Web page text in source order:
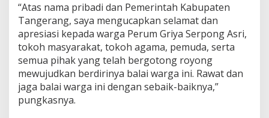
“Atas nama pribadi dan Pemerintah Kabupaten
Tangerang, saya mengucapkan selamat dan
apresiasi kepada warga Perum Griya Serpong Asri,
tokoh masyarakat, tokoh agama, pemuda, serta
semua pihak yang telah bergotong royong
mewujudkan berdirinya balai warga ini. Rawat dan
jaga balai warga ini dengan sebaik-baiknya,”
pungkasnya.